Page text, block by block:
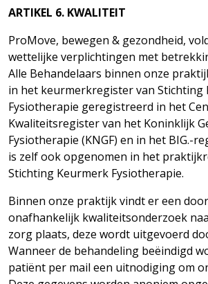
ARTIKEL 6. KWALITEIT
ProMove, bewegen & gezondheid,
wettelijke verplichtingen met
Alle Behandelaars binnen onze
in het keurmerkregister van Stichting
Fysiotherapie geregistreerd in het
Kwaliteitsregister van het Koninklijk
Fysiotherapie (KNGF) en in het BIG.-
is zelf ook opgenomen in het
Stichting Keurmerk Fysiotherapie.
Binnen onze praktijk vindt er een
onafhankelijk kwaliteitsonderzoek
zorg plaats, deze wordt uitgevoerd
Wanneer de behandeling beëindigd
patiënt per mail een uitnodiging om